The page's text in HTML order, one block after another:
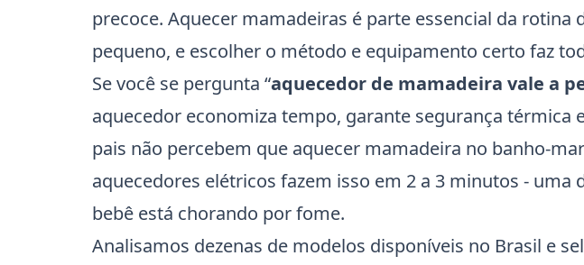
precoce. Aquecer mamadeiras é parte essencial da rotina
pequeno, e escolher o método e equipamento certo faz
Se você se pergunta “aquecedor de mamadeira vale a
aquecedor economiza tempo, garante segurança térmica
pais não percebem que aquecer mamadeira no banho-
aquecedores elétricos fazem isso em 2 a 3 minutos -
bebê está chorando por fome.
Analisamos dezenas de modelos disponíveis no Brasil e